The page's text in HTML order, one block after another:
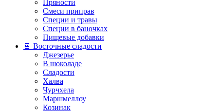
Пряности
Смеси приправ
Специи и травы
Специи в баночках
Пищевые добавки
🍫 Восточные сладости
Джезерье
В шоколаде
Сладости
Халва
Чурчхела
Маршмеллоу
Козинак